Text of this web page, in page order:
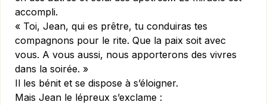
accompli.
« Toi, Jean, qui es prêtre, tu conduiras tes
compagnons pour le rite. Que la paix soit avec
vous. A vous aussi, nous apporterons des vivres
dans la soirée. »
Il les bénit et se dispose à s’éloigner.
Mais Jean le lépreux s’exclame :